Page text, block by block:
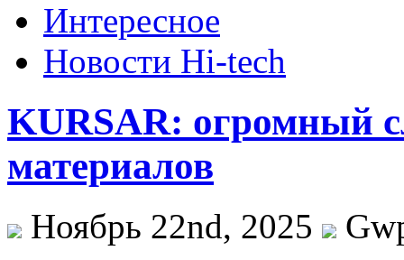
Интересное
Новости Hi-tech
KURSAR: огромный
материалов
Ноябрь 22nd, 2025